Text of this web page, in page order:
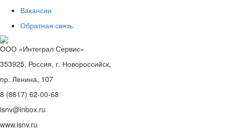
Вакансии
Обратная связь
ООО «Интеграл Сервис»
353925, Россия, г. Новороссийск,
пр. Ленина, 107
8 (8617) 62-00-68
isnv@inbox.ru
www.isnv.ru